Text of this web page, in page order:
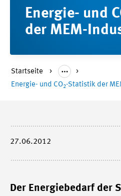
Energie- und
der MEM-
Startseite
Energie- und CO2-Statistik der
27.06.2012
Der Energiebedarf der